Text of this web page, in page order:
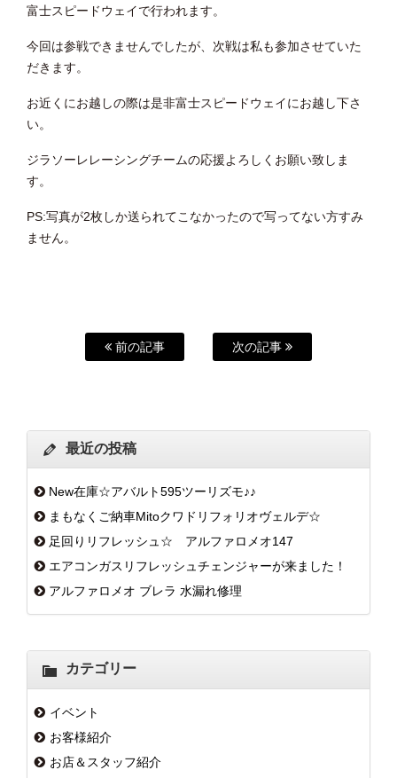
富士スピードウェイで行われます。
今回は参戦できませんでしたが、次戦は私も参加させていた
だきます。
お近くにお越しの際は是非富士スピードウェイにお越し下さ
い。
ジラソーレレーシングチームの応援よろしくお願い致しま
す。
PS:写真が2枚しか送られてこなかったので写ってない方すみ
ません。
前の記事 次の記事
最近の投稿
New在庫☆アバルト595ツーリズモ♪♪
まもなくご納車Mitoクワドリフォリオヴェルデ☆
足回りリフレッシュ☆ アルファロメオ147
エアコンガスリフレッシュチェンジャーが来ました！
アルファロメオ ブレラ 水漏れ修理
カテゴリー
イベント
お客様紹介
お店＆スタッフ紹介